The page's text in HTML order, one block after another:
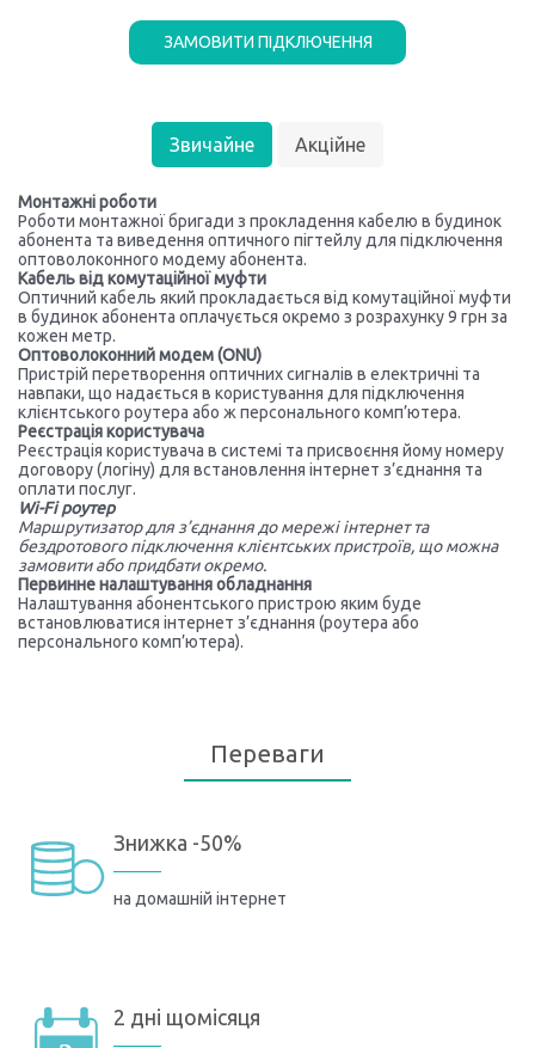
ЗАМОВИТИ ПІДКЛЮЧЕННЯ
Звичайне Акційне
Монтажні роботи
Роботи монтажної бригади з прокладення кабелю в будинок
абонента та виведення оптичного пігтейлу для підключення
оптоволоконного модему абонента.
Кабель від комутаційної муфти
Оптичний кабель який прокладається від комутаційної муфти
в будинок абонента оплачується окремо з розрахунку 9 грн за
кожен метр.
Оптоволоконний модем (ONU)
Пристрій перетворення оптичних сигналів в електричні та
навпаки, що надається в користування для підключення
клієнтського роутера або ж персонального комп’ютера.
Реєстрація користувача
Реєстрація користувача в системі та присвоєння йому номеру
договору (логіну) для встановлення інтернет з’єднання та
оплати послуг.
Wi-Fi роутер
Маршрутизатор для з’єднання до мережі інтернет та
бездротового підключення клієнтських пристроїв, що можна
замовити або придбати окремо.
Первинне налаштування обладнання
Налаштування абонентського пристрою яким буде
встановлюватися інтернет з’єднання (роутера або
персонального комп’ютера).
Переваги
Знижка -50%
на домашній інтернет
2 дні щомісяця